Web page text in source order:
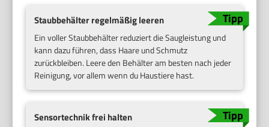
Staubbehälter regelmäßig leeren
Ein voller Staubbehälter reduziert die Saugleistung und
kann dazu führen, dass Haare und Schmutz
zurückbleiben. Leere den Behälter am besten nach jeder
Reinigung, vor allem wenn du Haustiere hast.
Sensortechnik frei halten